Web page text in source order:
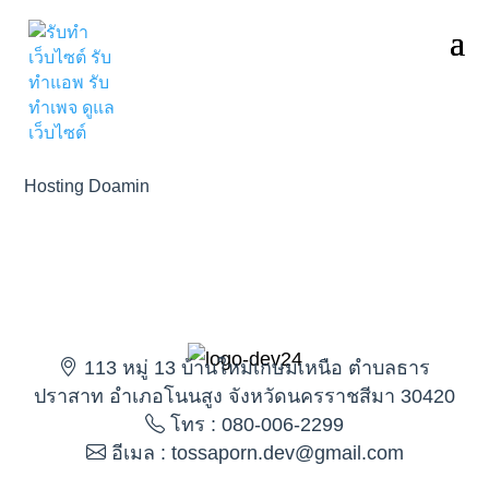
Hosting Doamin
113 หมู่ 13 บ้านใหม่เกษมเหนือ ตำบลธาร
ปราสาท อำเภอโนนสูง จังหวัดนครราชสีมา 30420
โทร : 080-006-2299
อีเมล : tossaporn.dev@gmail.com